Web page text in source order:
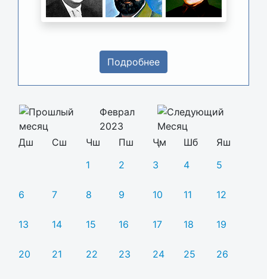
Подробнее
Феврал
2023
Дш
Сш Чш Пш Ҷм Шб
Яш
1
2 3 4 5
6 7 8 9 10 11 12
13 14 15 16 17 18 19
20 21 22 23 24 25 26